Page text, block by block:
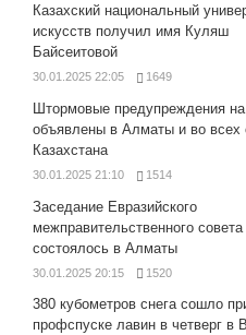
Казахский национальный
искусств получил имя Куляш
Байсеитовой
30.01.2025 22:05 1649
Штормовые предупреждения на
объявлены в Алматы и во всех
Казахстана
30.01.2025 21:10 1514
Заседание Евразийского
межправительственного совета
состоялось в Алматы
30.01.2025 20:15 1520
380 кубометров снега сошло
профспуске лавин в четверг в